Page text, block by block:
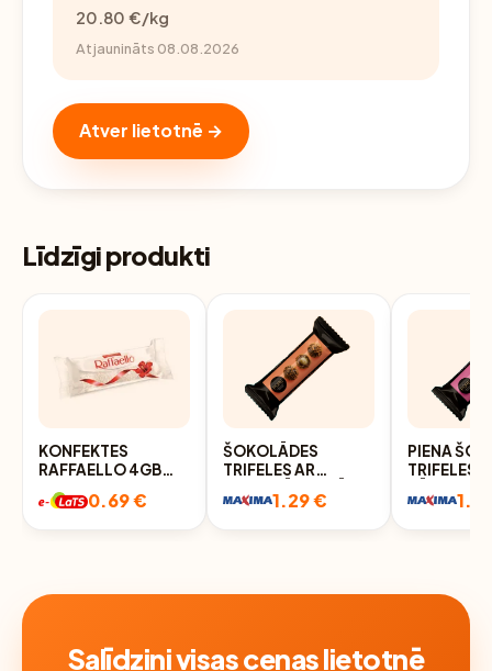
20.80 €/kg
Atjaunināts 08.08.2026
Atver lietotnē →
Līdzīgi produkti
KONFEKTES
RAFFAELLO 4GB
40G
0.69 €
ŠOKOLĀDES
TRIFELES AR
PILDĪJUMU UN
1.29 €
PIENA
TRIFELES
KRĒMA
Salīdzini visas cenas lietotnē